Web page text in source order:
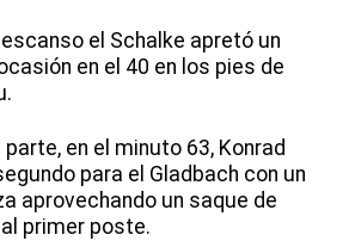
el Schalke apretó un
en el 40 en los pies de
en el minuto 63, Konrad
para el Gladbach con un
aprovechando un saque de
primer poste.